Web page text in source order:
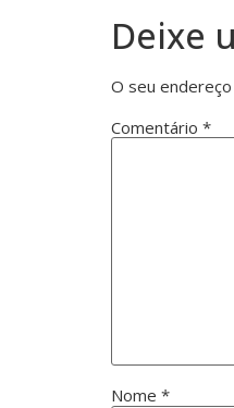
Deixe
O seu
Comentário *
Nome *